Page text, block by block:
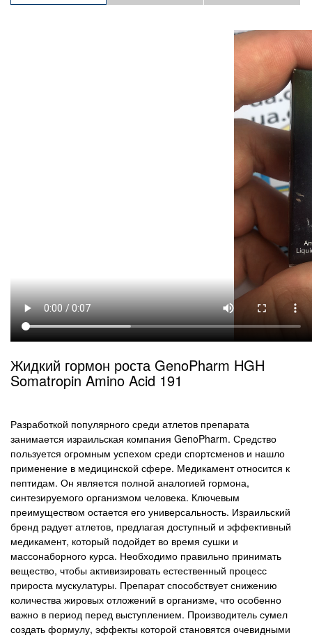
Жидкий гормон роста GenoPharm HGH
Somatropin Amino Acid 191
Разработкой популярного среди атлетов препарата
занимается израильская компания GenoPharm. Средство
пользуется огромным успехом среди спортсменов и нашло
применение в медицинской сфере. Медикамент относится к
пептидам. Он является полной аналогией гормона,
синтезируемого организмом человека. Ключевым
преимуществом остается его универсальность. Израильский
бренд радует атлетов, предлагая доступный и эффективный
медикамент, который подойдет во время сушки и
массонаборного курса. Необходимо правильно принимать
вещество, чтобы активизировать естественный процесс
прироста мускулатуры. Препарат способствует снижению
количества жировых отложений в организме, что особенно
важно в период перед выступлением. Производитель сумел
создать формулу, эффекты которой становятся очевидными